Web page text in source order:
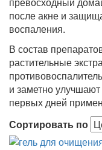
после акне и
воспаления.
В состав
растительные
и заметно
первых дней
Сортировать по